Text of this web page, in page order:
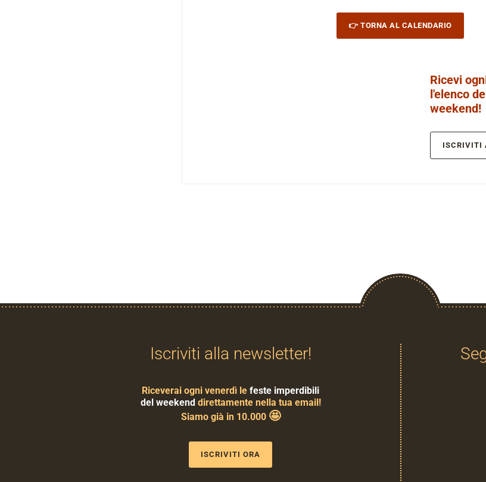
👉 TORNA AL CALENDARIO
Ricevi
l'elenco
weekend!
ISCRIVITI
Iscriviti alla newsletter!
Riceverai ogni venerdì le feste imperdibili
del weekenddirettamente nella tua email!
Siamo già in 10.000 🤩
ISCRIVITI ORA